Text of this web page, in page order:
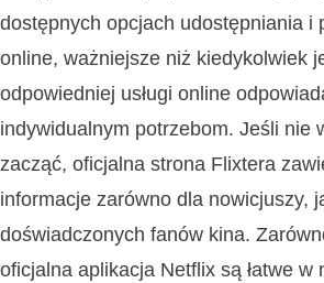
dostępnych opcjach udostępniania i
online, ważniejsze niż kiedykolwiek
odpowiedniej usługi online
indywidualnym potrzebom. Jeśli nie
zacząć, oficjalna strona Flixtera
informacje zarówno dla nowicjuszy,
doświadczonych fanów kina.
oficjalna aplikacja Netflix są łatwe w